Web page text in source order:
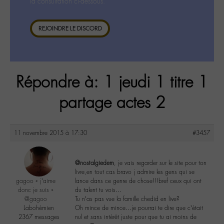
REJOINDRE LE DISCORD
Répondre à: 1 jeudi 1 titre 1
partage actes 2
11 novembre 2015 à 17:30 #3457
gagoo « j’aime
donc je suis »
@gagoo
Labohémien
2367 messages
@nostalgiedem , je vais regarder sur le site pour ton
livre,en tout cas bravo j admire les gens qui se
lance dans ce genre de chose!!!bref ceux qui ont
du talent tu vois…
Tu n’as pas vue la famille chedid en live?
Oh mince de mince…je pourrai te dire que c’était
nul et sans intérêt juste pour que tu ai moins de